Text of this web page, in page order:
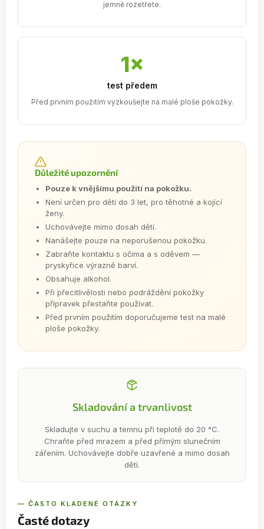
jemně rozetřete.
1×
test předem
Před prvním použitím vyzkoušejte na malé ploše pokožky.
Důležité upozornění
Pouze k vnějšímu použití na pokožku.
Není určen pro děti do 3 let, pro těhotné a kojící
ženy.
Uchovávejte mimo dosah dětí.
Nanášejte pouze na neporušenou pokožku.
Zabraňte kontaktu s očima a s oděvem —
pryskyřice výrazně barví.
Obsahuje alkohol.
Při přecitlivělosti nebo podráždění pokožky
přípravek přestaňte používat.
Před prvním použitím doporučujeme test na malé
ploše pokožky.
Skladování a trvanlivost
Skladujte v suchu a temnu při teplotě do 20 °C.
Chraňte před mrazem a před přímým slunečním
zářením. Uchovávejte dobře uzavřené a mimo dosah
dětí.
— ČASTO KLADENÉ OTÁZKY
Časté dotazy